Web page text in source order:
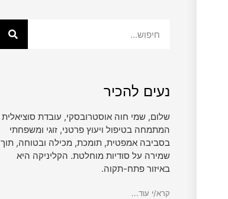
נעים להכיר
שלום, שמי חוה אוסטרובסקי, עובדת סוציאלית
המתמחה בטיפול ויעוץ פרטני, זוגי ומשפחתי
בסביבה אמפטית, תומכת, מכילה ובטוחה, תוך
שמירה על סודיות מוחלטת. הקליניקה היא
באיזור פתח-תקוה.
קרא/י עוד...